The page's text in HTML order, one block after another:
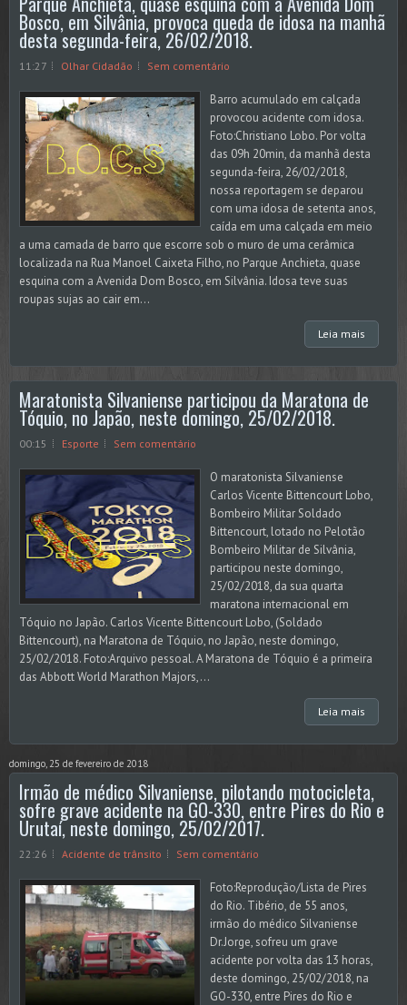
Bosco, em Silvânia, provoca queda de idosa na manhã
desta segunda-feira, 26/02/2018.
11:27 Olhar Cidadão Sem comentário
Barro acumulado em calçada
provocou acidente com idosa.
Foto:Christiano Lobo. Por volta
das 09h 20min, da manhã desta
segunda-feira, 26/02/2018,
nossa reportagem se deparou
com uma idosa de setenta anos,
caída em uma calçada em meio
a uma camada de barro que escorre sob o muro de uma cerâmica
localizada na Rua Manoel Caixeta Filho, no Parque Anchieta, quase
esquina com a Avenida Dom Bosco, em Silvânia. Idosa teve suas
roupas sujas ao cair em...
Leia mais
Maratonista Silvaniense participou da Maratona de
Tóquio, no Japão, neste domingo, 25/02/2018.
00:15 Esporte Sem comentário
O maratonista Silvaniense
Carlos Vicente Bittencourt Lobo,
Bombeiro Militar Soldado
Bittencourt, lotado no Pelotão
Bombeiro Militar de Silvânia,
participou neste domingo,
25/02/2018, da sua quarta
maratona internacional em
Tóquio no Japão. Carlos Vicente Bittencourt Lobo, (Soldado
Bittencourt), na Maratona de Tóquio, no Japão, neste domingo,
25/02/2018. Foto:Arquivo pessoal. A Maratona de Tóquio é a primeira
das Abbott World Marathon Majors,...
Leia mais
domingo, 25 de fevereiro de 2018
Irmão de médico Silvaniense, pilotando motocicleta,
sofre grave acidente na GO-330, entre Pires do Rio e
Urutaí, neste domingo, 25/02/2017.
22:26 Acidente de trânsito Sem comentário
Foto:Reprodução/Lista de Pires
do Rio. Tibério, de 55 anos,
irmão do médico Silvaniense
Dr.Jorge, sofreu um grave
acidente por volta das 13 horas,
deste domingo, 25/02/2018, na
GO-330, entre Pires do Rio e